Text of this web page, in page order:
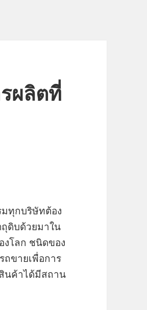
ผลิตที่
ทุกบริษัทต้อง
ดิบด้วยมาใน
งโลก ชนิดของ
ขายเพื่อการ
นค้าได้มีสถาน